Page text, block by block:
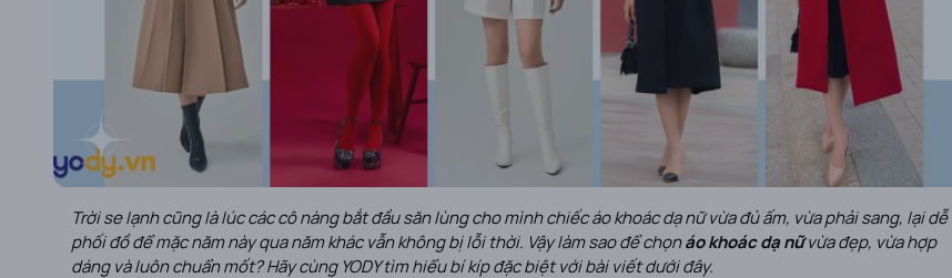
Trời se lạnh cũng là lúc các cô nàng bắt đầu săn lùng cho mình chiếc áo khoác dạ nữ vừa đủ ấm, vừa phải sang, lại dễ
phối đồ để mặc năm này qua năm khác vẫn không bị lỗi thời. Vậy làm sao để chọnáo khoác dạ nữvừa đẹp, vừa hợp
dáng và luôn chuẩn mốt? Hãy cùng YODY tìm hiểu bí kíp đặc biệt với bài viết dưới đây.